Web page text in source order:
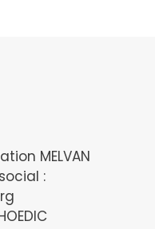
MELVAN
: